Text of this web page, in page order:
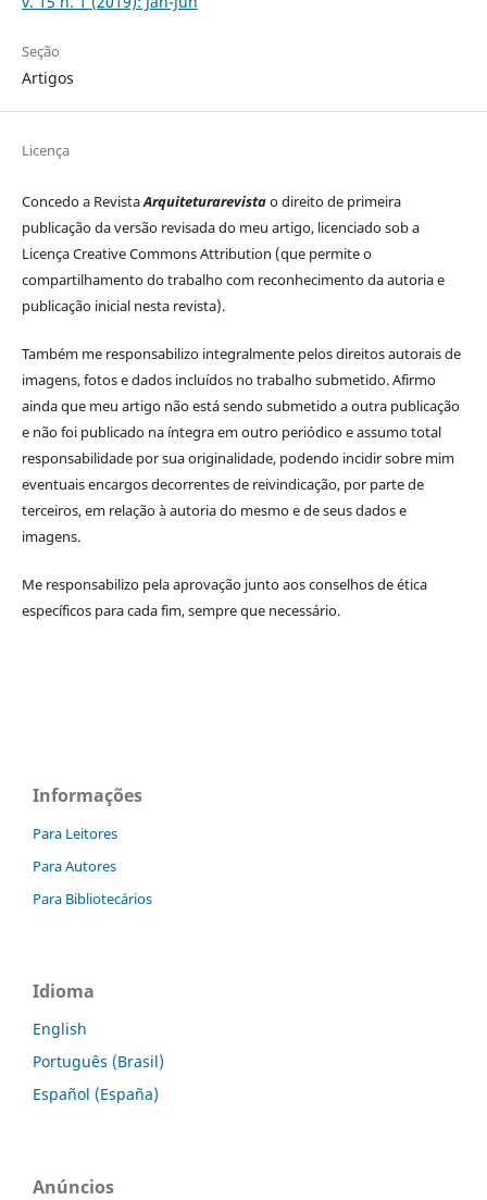
Seção
Artigos
Licença
Concedo a RevistaArquiteturarevistao direito de primeira
publicação da versão revisada do meu artigo, licenciado sob a
Licença Creative Commons Attribution (que permite o
compartilhamento do trabalho com reconhecimento da autoria e
publicação inicial nesta revista).
Também me responsabilizo integralmente pelos direitos autorais de
imagens, fotos e dados incluídos no trabalho submetido.Afirmo
ainda que meu artigo não está sendo submetido a outra publicação
e não foi publicado na íntegra em outro periódico e assumo total
responsabilidade por sua originalidade, podendo incidir sobre mim
eventuais encargos decorrentes de reivindicação, por parte de
terceiros, em relação à autoria do mesmoe de seus dados e
imagens.
Me responsabilizo pela aprovação junto aos conselhos de ética
específicos para cada fim, sempre que necessário.
Informações
Para Leitores
Para Autores
Para Bibliotecários
Idioma
English
Português (Brasil)
Español (España)
Anúncios